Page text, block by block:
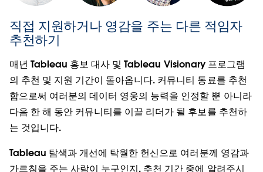
직접 지원하거나 영감을 주는 다른 적임자
추천하기
매년 Tableau 홍보 대사 및 Tableau Visionary 프로그램
의 추천 및 지원 기간이 돌아옵니다. 커뮤니티 동료를 추천
함으로써 여러분의 데이터 영웅의 능력을 인정할 뿐 아니라
다음 한 해 동안 커뮤니티를 이끌 리더가 될 후보를 추천하
는 것입니다.
Tableau 탐색과 개선에 탁월한 헌신으로 여러분께 영감과
가르침을 주는 사람이 누구인지, 추천 기간 중에 알려주시